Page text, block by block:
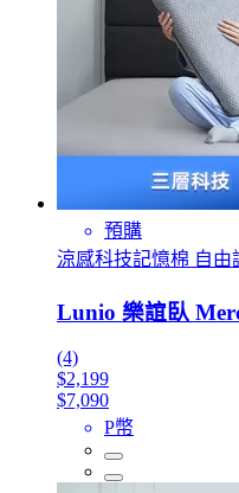
預購
涼感科技記憶棉 自由
Lunio 樂誼臥
(4)
$2,199
$7,090
P幣